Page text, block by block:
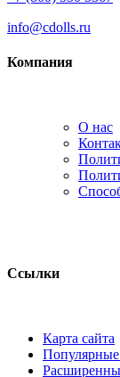
info@cdolls.ru
Компания
О нас
Ссылки
Карта сайта